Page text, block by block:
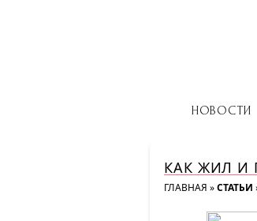
НОВОСТИ
КАК ЖИЛ И
ГЛАВНАЯ »СТАТЬИ